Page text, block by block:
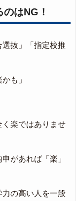
はNG！
抜」「指定校推
も」
楽ではありませ
があれば「楽」
の高い人を一般